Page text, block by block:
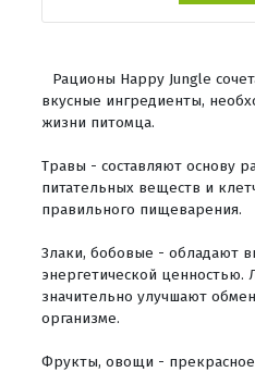
Рационы Happy Jungle
вкусные ингредиенты,
жизни питомца.
Травы - составляют основу
питательных веществ и
правильного пищеварения.
Злаки, бобовые - обладают
энергетической ценностью.
значительно улучшают
организме.
Фрукты, овощи -